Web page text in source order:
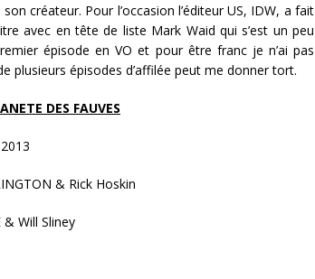
créateur. Pour l’occasion l’éditeur US, IDW, a fait
avec en tête de liste Mark Waid qui s’est un peu
épisode en VO et pour être franc je n’ai pas
plusieurs épisodes d’affilée peut me donner tort.
DES FAUVES
& Rick Hoskin
& Will Sliney